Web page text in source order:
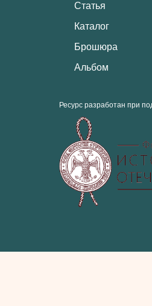
Статья
Каталог
Брошюра
Альбом
Ресурс разработан при